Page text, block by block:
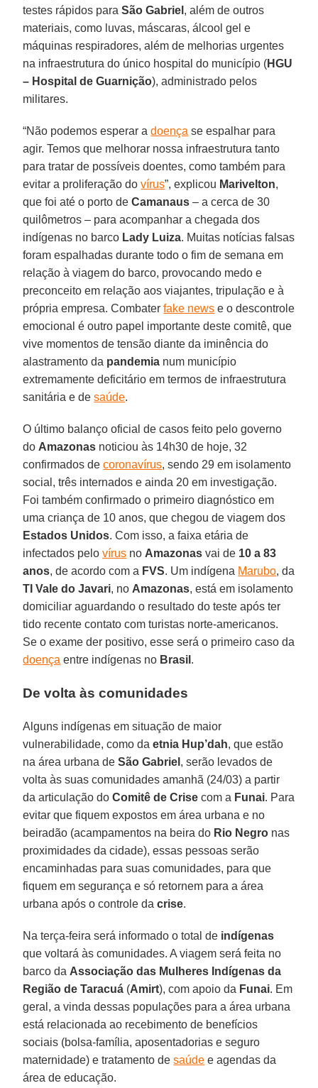
testes rápidos paraSão Gabriel , além de outros
materiais, como luvas, máscaras, álcool gel e
máquinas respiradores, além de melhorias urgentes
na infraestrutura do único hospital do município (HGU
– Hospital de Guarnição), administrado pelos
militares.
“Não podemos esperar adoença se espalhar para
agir. Temos que melhorar nossa infraestrutura tanto
para tratar de possíveis doentes, como também para
evitar a proliferação dovírus”, explicou Marivelton,
que foi até o porto deCamanaus – a cerca de 30
quilômetros – para acompanhar a chegada dos
indígenas no barco Lady Luiza. Muitas notícias falsas
foram espalhadas durante todo o fim de semana em
relação à viagem do barco, provocando medo e
preconceito em relação aos viajantes, tripulação e à
própria empresa. Combaterfake news e o descontrole
emocional é outro papel importante deste comitê, que
vive momentos de tensão diante da iminência do
alastramento da pandemia num município
extremamente deficitário em termos de infraestrutura
sanitária e desaúde.
O último balanço oficial de casos feito pelo governo
do Amazonas noticiou às 14h30 de hoje, 32
confirmados decoronavírus, sendo 29 em isolamento
social, três internados e ainda 20 em investigação.
Foi também confirmado o primeiro diagnóstico em
uma criança de 10 anos, que chegou de viagem dos
Estados Unidos. Com isso, a faixa etária de
infectados pelovírus no Amazonas vai de 10 a 83
anos, de acordo com a FVS. Um indígena Marubo, da
TI Vale do Javari, no Amazonas, está em isolamento
domiciliar aguardando o resultado do teste após ter
tido recente contato com turistas norte-americanos.
Se o exame der positivo, esse será o primeiro caso da
doença entre indígenas no Brasil .
De volta às comunidades
Alguns indígenas em situação de maior
vulnerabilidade, como daetnia Hup’dah, que estão
na área urbana deSão Gabriel , serão levados de
volta às suas comunidades amanhã (24/03) a partir
da articulação doComitê de Crise com a Funai. Para
evitar que fiquem expostos em área urbana e no
beiradão (acampamentos na beira do Rio Negro nas
proximidades da cidade), essas pessoas serão
encaminhadas para suas comunidades, para que
fiquem em segurança e só retornem para a área
urbana após o controle dacrise.
Na terça-feira será informado o total de indígenas
que voltará às comunidades. A viagem será feita no
barco da Associação das Mulheres Indígenas da
Região de Taracuá (Amirt), com apoio da Funai. Em
geral, a vinda dessas populações para a área urbana
está relacionada ao recebimento de benefícios
sociais (bolsa-família, aposentadorias e seguro
maternidade) e tratamento desaúde e agendas da
área de educação.